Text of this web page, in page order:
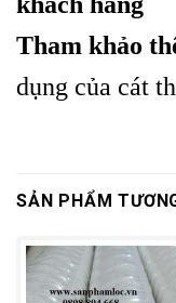
Tham khảo
dụng của cát
SẢN PHẨM